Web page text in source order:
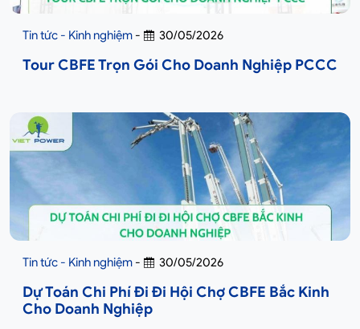
Tin tức - Kinh nghiệm - 30/05/2026
Tour CBFE Trọn Gói Cho Doanh Nghiệp PCCC
Tin tức - Kinh nghiệm - 30/05/2026
Dự Toán Chi Phí Đi Đi Hội Chợ CBFE Bắc Kinh
Cho Doanh Nghiệp